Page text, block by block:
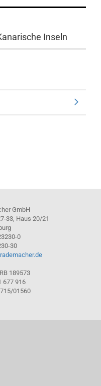
Inseln
GmbH
33, Haus 20/21
0
30
189573
677 916
01560